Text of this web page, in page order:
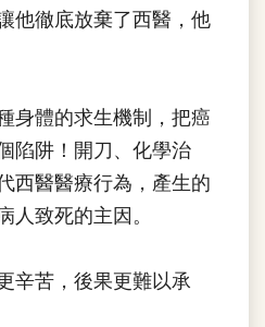
他徹底放棄了西醫，他
身體的求生機制，把癌
陷阱！開刀、化學治
西醫醫療行為，產生的
人致死的主因。
辛苦，後果更難以承